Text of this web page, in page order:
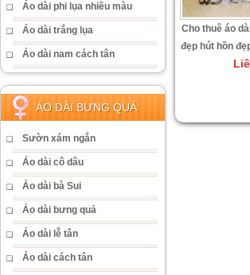
Áo dài phi lụa nhiều màu
Áo dài trắng lụa
Áo dài nam cách tân
ÁO DÀI BƯNG QUẢ
Sườn xám ngắn
Áo dài cô dâu
Áo dài bà Sui
Áo dài bưng quả
Áo dài lễ tân
Áo dài cách tân
Cho thuê áo
đẹp hút hồn